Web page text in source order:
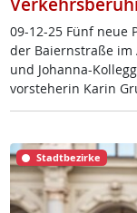
09-12-25 Fünf neue
der Bai­ern­stra­ße im
und Jo­h­an­na-
vor­ste­he­rin Ka­rin
Stadtbezirke